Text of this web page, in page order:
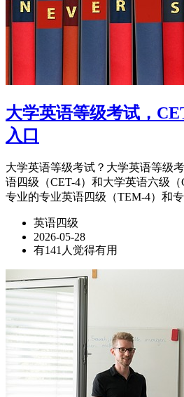
大学英语等级考试，
入口
大学英语等级考试？大学英语等级
语四级（CET-4）和大学英语六级
专业的专业英语四级（TEM-4）和
英语四级
2026-05-28
有141人觉得有用